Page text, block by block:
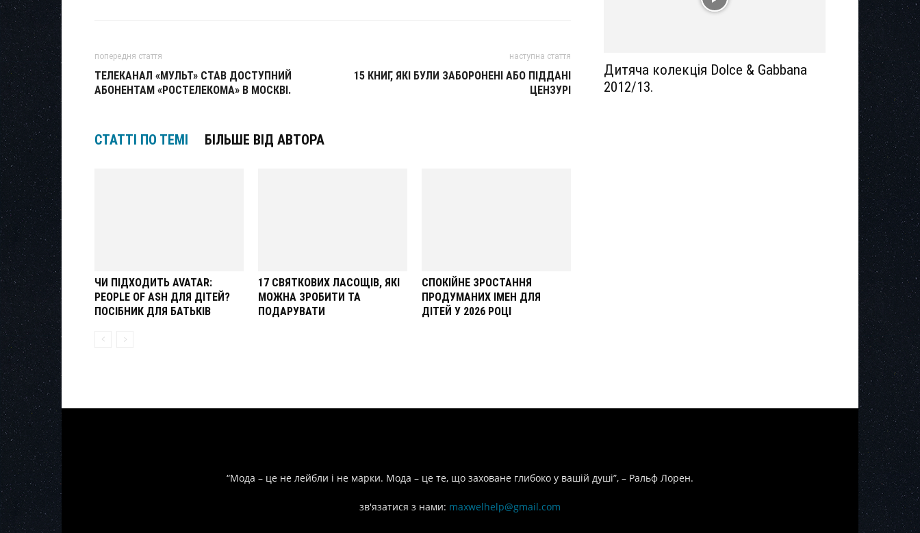
попередня стаття
ТЕЛЕКАНАЛ «МУЛЬТ» СТАВ ДОСТУПНИЙ
АБОНЕНТАМ «РОСТЕЛЕКОМА» В МОСКВІ.
наступна стаття
15 КНИГ, ЯКІ БУЛИ ЗАБОРОНЕНІ АБО ПІДДАНІ
ЦЕНЗУРІ
СТАТТІ ПО ТЕМІ БІЛЬШЕ ВІД АВТОРА
ЧИ ПІДХОДИТЬ AVATAR:
PEOPLE OF ASH ДЛЯ ДІТЕЙ?
ПОСІБНИК ДЛЯ БАТЬКІВ
17 СВЯТКОВИХ ЛАСОЩІВ, ЯКІ
МОЖНА ЗРОБИТИ ТА
ПОДАРУВАТИ
СПОКІЙНЕ ЗРОСТАННЯ
ПРОДУМАНИХ ІМЕН ДЛЯ
ДІТЕЙ У 2026 РОЦІ
Дитяча колекція Dolce & Gabbana
2012/13.
“Мода – це не лейбли і не марки. Мода – це те, що заховане глибоко у вашій душі”, – Ральф Лорен.
зв'язатися з нами: maxwelhelp@gmail.com